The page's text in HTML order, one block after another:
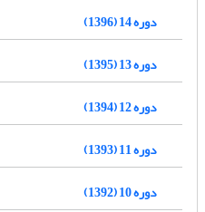
دوره 14 (1396)
دوره 13 (1395)
دوره 12 (1394)
دوره 11 (1393)
دوره 10 (1392)